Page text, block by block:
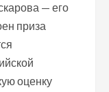
— его
приза
оценку